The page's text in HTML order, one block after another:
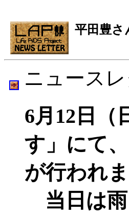
平田豊さ
ニュース
6月12日（
す」にて
が行われま
当日は雨